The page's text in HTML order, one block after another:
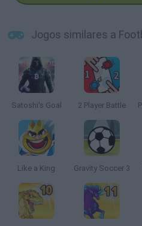
Satoshi's Goal 2 Player Battle
Like a King Gravity Soccer 3